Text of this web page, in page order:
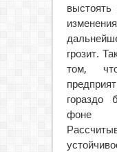
грозит.
том,
гораздо
фоне